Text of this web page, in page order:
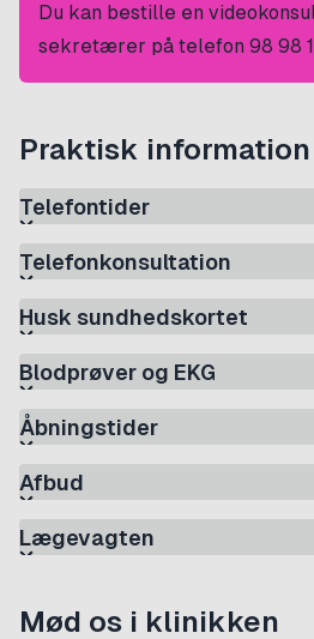
Du kan bestille en
sekretærer på telefon 98 98
Praktisk information
Telefontider
Telefonkonsultation
Husk sundhedskortet
Blodprøver og EKG
Åbningstider
Afbud
Lægevagten
Mød os i klinikken